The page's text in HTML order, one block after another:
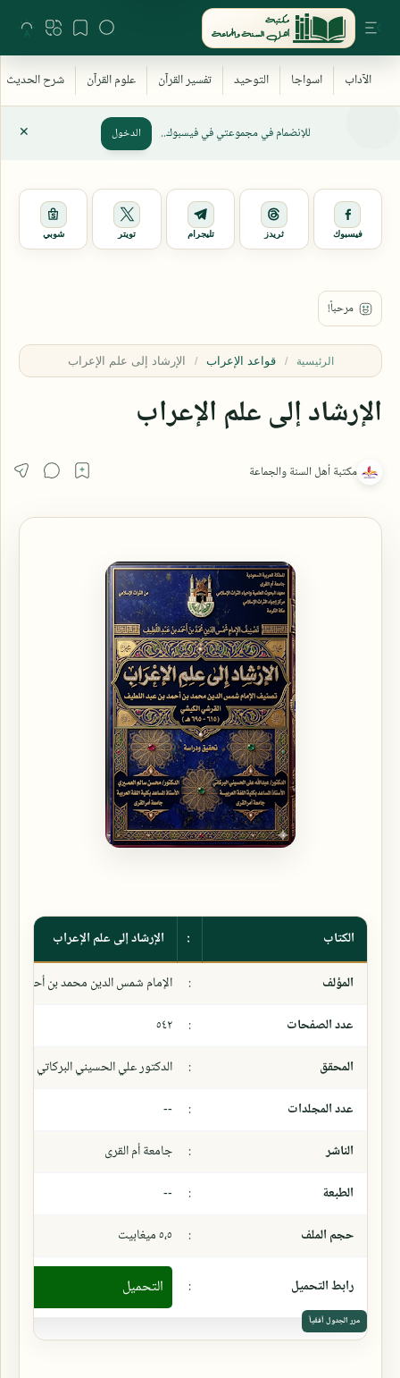
للإنضمام في مجموعتي في فيسبوك.. الدخول
فيسبوك ثريدز تليجرام تويتر شوبي
الرئيسية قواعد الإعراب
الإرشاد إلى علم الإعراب
الكتاب :
الإرشاد إلى علم الإعراب
المؤلف
:
الإمام شمس الدين محمد بن أحمد بن
عدد الصفحات
:
٥٤٢
المحقق
:
الدكتور علي الحسيني البركاتي
عدد المجلدات
:
--
الناشر
:
جامعة أم القرى
الطبعة
:
--
حجم الملف
: ٥،٥ ميغابيت
رابط التحميل : التحميل